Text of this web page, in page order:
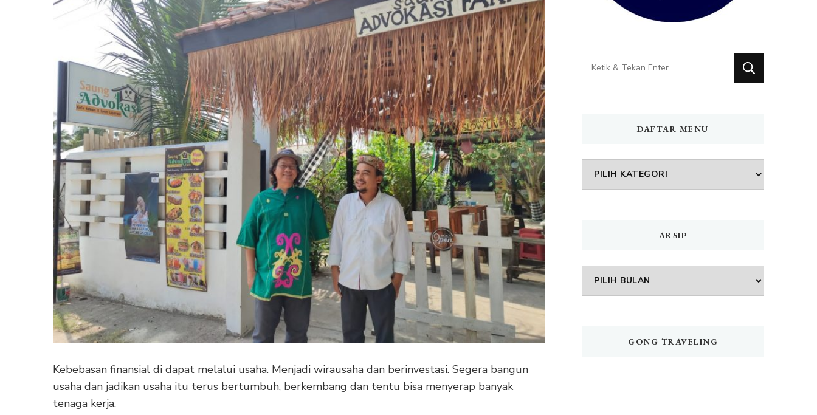
Kebebasan finansial di dapat melalui usaha. Menjadi wirausaha dan berinvestasi. Segera bangun
usaha dan jadikan usaha itu terus bertumbuh, berkembang dan tentu bisa menyerap banyak
tenaga kerja.
Mencari
Sesuatu?
DAFTAR MENU
DAFTAR
MENU
ARSIP
Arsip
GONG TRAVELING